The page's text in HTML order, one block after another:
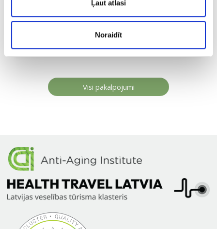
Ļaut atlasi
Noraidīt
Ietīšanas procedūras
Visi pakalpojumi